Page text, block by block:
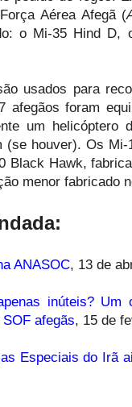
Aérea Afegã (
o Mi-35 Hind D,
usados para
afegãos foram
um helicóptero
(se houver). Os
Black Hawk,
menor fabricado
ANASOC, 13 de
inúteis? Um
afegãs, 15 de
Especiais do Irã